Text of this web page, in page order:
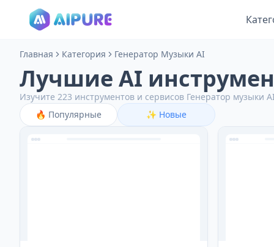
Главная Категория Генератор Музыки AI
Лучшие AI
Изучите 223 инструментов и сервисов Генератор музыки
🔥 Популярные ✨ Новые